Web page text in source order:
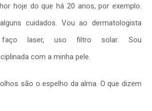
hoje do que há 20 anos, por exemplo.
cuidados. Vou ao dermatologista
faço laser, uso filtro solar. Sou
com a minha pele.
são o espelho da alma. O que dizem